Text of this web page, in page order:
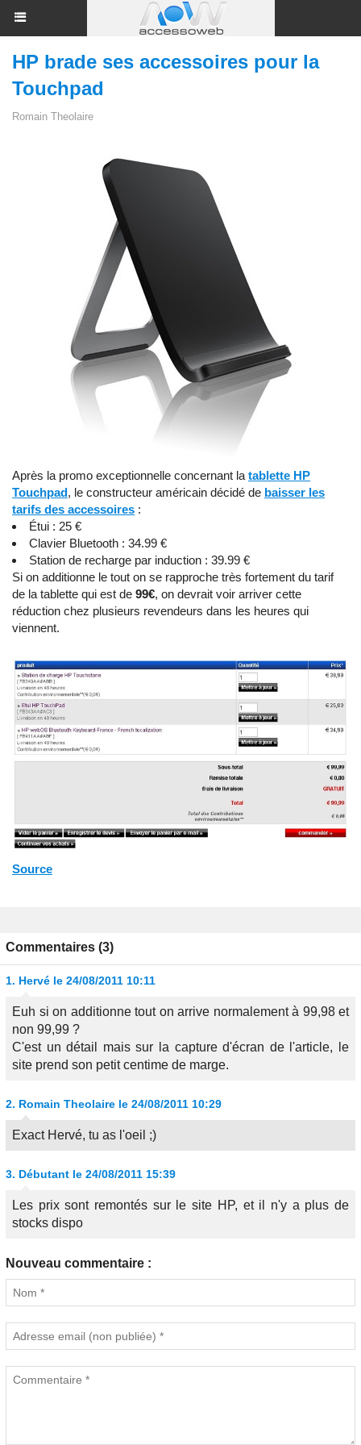
HP brade ses accessoires pour la
Touchpad
Romain Theolaire
Après la promo exceptionnelle concernant la tablette HP
Touchpad, le constructeur américain décidé de baisser les
tarifs des accessoires :
Étui : 25 €
Clavier Bluetooth : 34.99 €
Station de recharge par induction : 39.99 €
Si on additionne le tout on se rapproche très fortement du tarif
de la tablette qui est de 99€, on devrait voir arriver cette
réduction chez plusieurs revendeurs dans les heures qui
viennent.
Source
Commentaires (3)
1. Hervé le 24/08/2011 10:11
Euh si on additionne tout on arrive normalement à 99,98 et
non 99,99 ?
C'est un détail mais sur la capture d'écran de l'article, le
site prend son petit centime de marge.
2. Romain Theolaire le 24/08/2011 10:29
Exact Hervé, tu as l'oeil ;)
3. Débutant le 24/08/2011 15:39
Les prix sont remontés sur le site HP, et il n'y a plus de
stocks dispo
Nouveau commentaire :